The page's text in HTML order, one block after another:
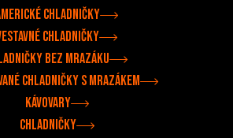
chladničky
chladničky
bez mrazáku
chladničky s mrazákem
Kávovary
Chladničky